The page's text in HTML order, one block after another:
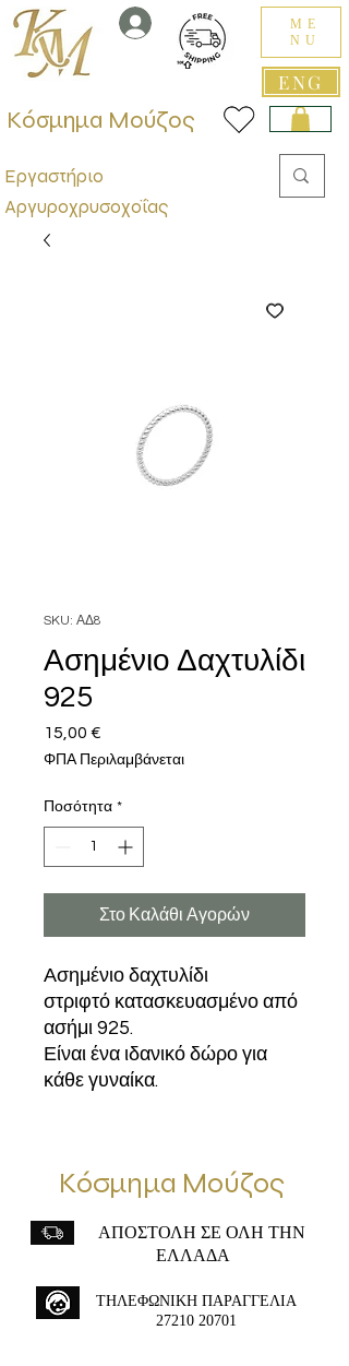
ENG
ME
NU
Εργαστήριο
Αργυροχρυσοχοΐας
Κόσμημα Μούζος
SKU: ΑΔ8
Ασημένιο Δαχτυλίδι
925
15,00 €
ΦΠΑ Περιλαμβάνεται
Ποσότητα *
Στο Καλάθι Αγορών
Ασημένιο δαχτυλίδι
στριφτό κατασκευασμένο από
ασήμι 925.
Είναι ένα ιδανικό δώρο για
κάθε γυναίκα.
Κόσμημα Μούζος
ΑΠΟΣΤΟΛΗ ΣΕ ΟΛΗ ΤΗΝ
ΕΛΛΑΔΑ
ΤΗΛΕΦΩΝΙΚΗ ΠΑΡΑΓΓΕΛΙΑ
27210 20701